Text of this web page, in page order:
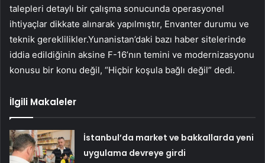
talepleri detaylı bir çalışma sonucunda operasyonel
ihtiyaçlar dikkate alınarak yapılmıştır, Envanter durumu ve
teknik gereklilikler.Yunanistan’daki bazı haber sitelerinde
iddia edildiğinin aksine F-16’nın temini ve modernizasyonu
konusu bir konu değil, “Hiçbir koşula bağlı değil” dedi.
İlgili Makaleler
İstanbul’da market ve bakkallarda yeni
uygulama devreye girdi